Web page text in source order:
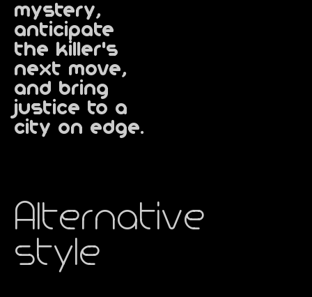
mystery,
anticipate
the killer's
next move,
and bring
justice to a
city on edge.
Alternative
style